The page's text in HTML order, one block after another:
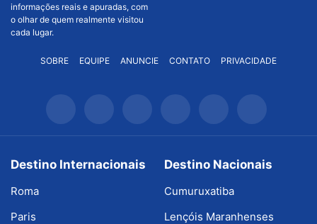
informações reais e apuradas, com
o olhar de quem realmente visitou
cada lugar.
SOBRE EQUIPE ANUNCIE CONTATO PRIVACIDADE
Destino Internacionais
Roma
Paris
Destino Nacionais
Cumuruxatiba
Lençóis Maranhenses